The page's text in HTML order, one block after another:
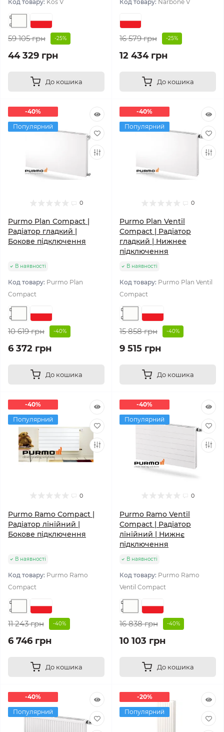
Код товару: Kos V
59 105 грн -25%
44 329 грн
До кошика
Код товару: Narbone V
16 579 грн -25%
12 434 грн
До кошика
-40%
Популярний
0
Purmo Plan Compact |
Радіатор гладкий |
Бокове підключення
В наявності
Код товару: Purmo Plan
Compact
10 619 грн -40%
6 372 грн
До кошика
-40%
Популярний
0
Purmo Plan Ventil
Compact | Радіатор
гладкий | Нижнее
підключення
В наявності
Код товару: Purmo Plan Ventil
Compact
15 858 грн -40%
9 515 грн
До кошика
-40%
Популярний
0
Purmo Ramo Compact |
Радіатор лінійний |
Бокове підключення
В наявності
Код товару: Purmo Ramo
Compact
11 243 грн -40%
6 746 грн
До кошика
-40%
Популярний
0
Purmo Ramo Ventil
Compact | Радіатор
лінійний | Нижнє
підключення
В наявності
Код товару: Purmo Ramo
Ventil Compact
16 838 грн -40%
10 103 грн
До кошика
-40%
Популярний
-20%
Популярний